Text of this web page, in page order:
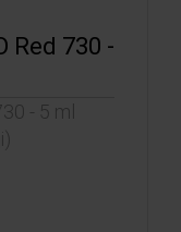
Red 730 -
- 5 ml